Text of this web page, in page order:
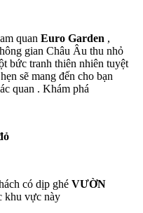
quan Euro Garden ,
gian Châu Âu thu nhỏ
bức tranh thiên nhiên tuyệt
sẽ mang đến cho bạn
quan . Khám phá
có dịp ghé VƯỜN
khu vực này